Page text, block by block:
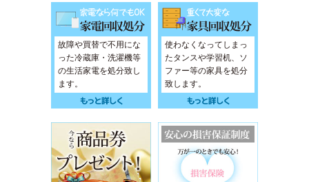
故障や買替で不用にな
った冷蔵庫・洗濯機等
の生活家電を処分致し
ます。
使わなくなってしまっ
たタンスや学習机、ソ
ファー等の家具を処分
致します。